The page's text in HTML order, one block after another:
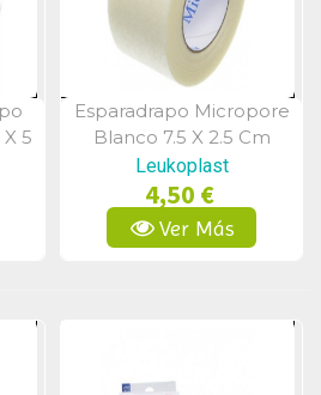
5
Vista Rápida
Esparadrapo Micropore
Blanco 7.5 X 2.5 Cm
Leukoplast
4,50 €
Ver Más